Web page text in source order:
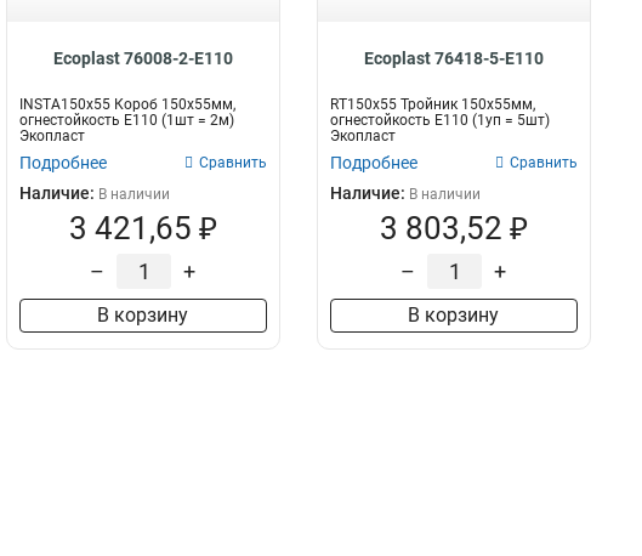
Ecoplast 76008-2-E110
INSTA150х55 Короб 150х55мм,
огнестойкость E110 (1шт = 2м)
Экопласт
Подробнее Сравнить
Наличие: В наличии
3 421,65 ₽
– +
В корзину
Ecoplast 76418-5-E110
RT150х55 Тройник 150х55мм,
огнестойкость E110 (1уп = 5шт)
Экопласт
Подробнее Сравнить
Наличие: В наличии
3 803,52 ₽
– +
В корзину